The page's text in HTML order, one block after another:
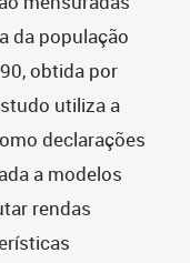
da população
obtida por
utiliza a
declarações
a modelos
rendas